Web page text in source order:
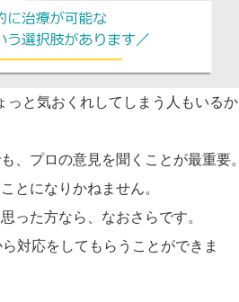
っと気おくれしてしまう人もいるか
、プロの意見を聞くことが最重要。
とになりかねません。
った方なら、なおさらです。
対応をしてもらうことができま